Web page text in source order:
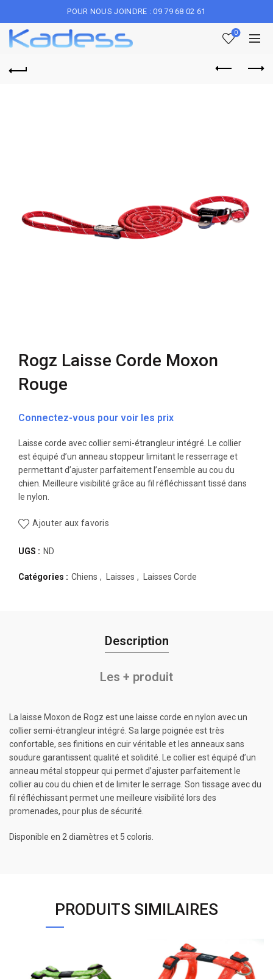
POUR NOUS JOINDRE : 09 79 68 02 61
0
Rogz Laisse Corde Moxon
Rouge
Connectez-vous pour voir les prix
Laisse corde avec collier semi-étrangleur intégré. Le collier
est équipé d’un anneau stoppeur limitant le resserrage et
permettant d’ajuster parfaitement l’ensemble au cou du
chien. Meilleure visibilité grâce au fil réfléchissant tissé dans
le nylon.
Ajouter aux favoris
UGS : ND
Catégories : Chiens , Laisses , Laisses Corde
Description
Les + produit
La laisse Moxon de Rogz est une laisse corde en nylon avec un
collier semi-étrangleur intégré. Sa large poignée est très
confortable, ses finitions en cuir véritable et les anneaux sans
soudure garantissent qualité et solidité. Le collier est équipé d’un
anneau métal stoppeur qui permet d’ajuster parfaitement le
collier au cou du chien et de limiter le serrage. Son tissage avec du
fil réfléchissant permet une meilleure visibilité lors des
promenades, pour plus de sécurité.
Disponible en 2 diamètres et 5 coloris.
PRODUITS SIMILAIRES